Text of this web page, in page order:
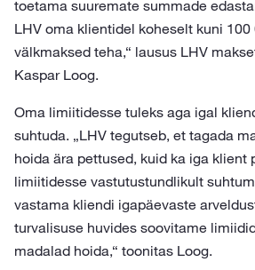
toetama suuremate summade
LHV oma klientidel koheselt kuni
välkmaksed teha,“ lausus LHV
Kaspar Loog.
Oma limiitidesse tuleks aga igal
suhtuda. „LHV tegutseb, et tagada
hoida ära pettused, kuid ka iga klient
limiitidesse vastutustundlikult
vastama kliendi igapäevaste
turvalisuse huvides soovitame
madalad hoida,“ toonitas Loog.